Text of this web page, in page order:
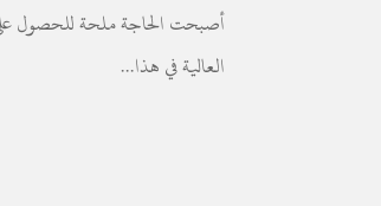
أصبحت الحاجة ملحة للحصول على
العالية في هذا...